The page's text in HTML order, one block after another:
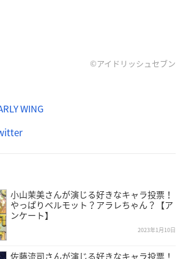
©アイドリッシュセブン
WING
小山茉美さんが演じる好きなキャラ投票！
やっぱりベルモット？アラレちゃん？【ア
ンケート】
2023年1月10日
佐藤流司さんが演じる好きなキャラ投票！